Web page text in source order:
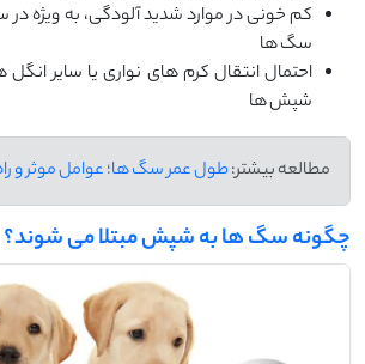
کم خونی در موارد شدید آلودگی، به ویژه
سگ ها
احتمال انتقال کرم های نواری یا سایر انگل
شپش ها
مطالعه بیشتر:طول عمر سگ ها؛ عوامل موثر و
چگونه سگ ها به شپش مبتلا می شوند؟